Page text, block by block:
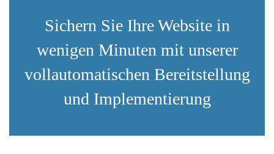
Sichern Sie Ihre Website in
wenigen Minuten mit unserer
vollautomatischen Bereitstellung
und Implementierung